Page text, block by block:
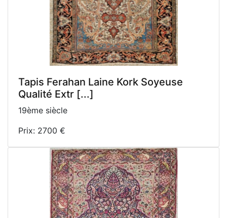
Tapis Ferahan Laine Kork Soyeuse
Qualité Extr [...]
19ème siècle
Prix: 2700 €